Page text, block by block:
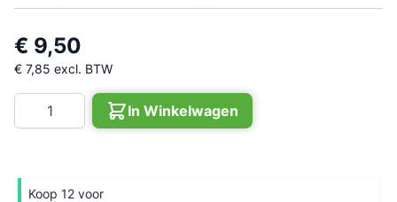
€ 9,50
€ 7,85 excl. BTW
Aantal
In Winkelwagen
Koop 12 voor